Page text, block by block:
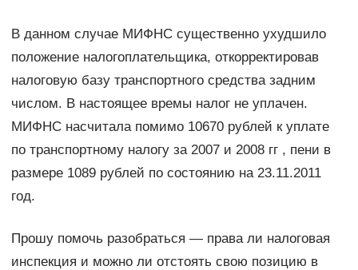
В данном случае МИФНС существенно ухудшило
положение налогоплательщика, откорректировав
налоговую базу транспортного средства задним
числом. В настоящее времы налог не уплачен.
МИФНС насчитала помимо 10670 рублей к уплате
по транспортному налогу за 2007 и 2008 гг , пени в
размере 1089 рублей по состоянию на 23.11.2011
год.
Прошу помочь разобраться — права ли налоговая
инспекция и можно ли отстоять свою позицию в